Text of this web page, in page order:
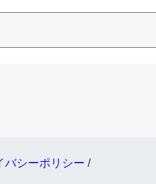
バシーポリシー /